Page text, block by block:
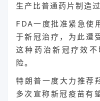
生产比普通药片制造
FDA一度批准紧急使
于新冠治疗，为此遭
这种药治新冠疗效
险。
特朗普一度大力推荐
多次宣称新冠疫苗有